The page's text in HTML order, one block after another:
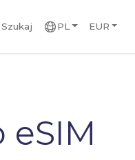
Szukaj PL EUR
eSIM